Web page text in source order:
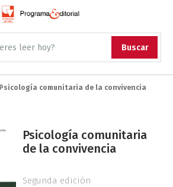
Buscar
Psicología comunitaria de la convivencia
Psicología comunitaria
de la convivencia
Segunda edición